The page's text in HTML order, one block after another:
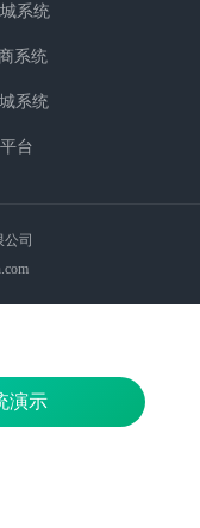
系统
系统
系统
台
司
演示